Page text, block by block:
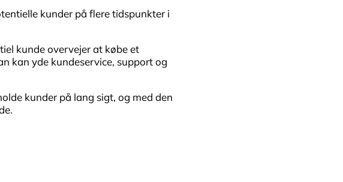
kunder på flere tidspunkter i
kunde overvejer at købe et
kan yde kundeservice, support og
kunder på lang sigt, og med den